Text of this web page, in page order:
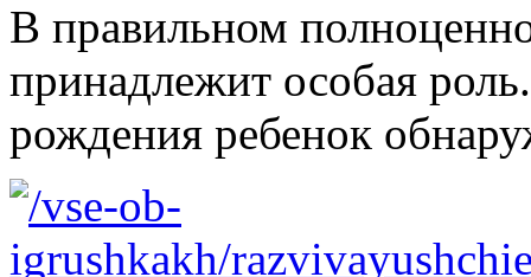
В правильном
принадлежит особая
рождения ребенок